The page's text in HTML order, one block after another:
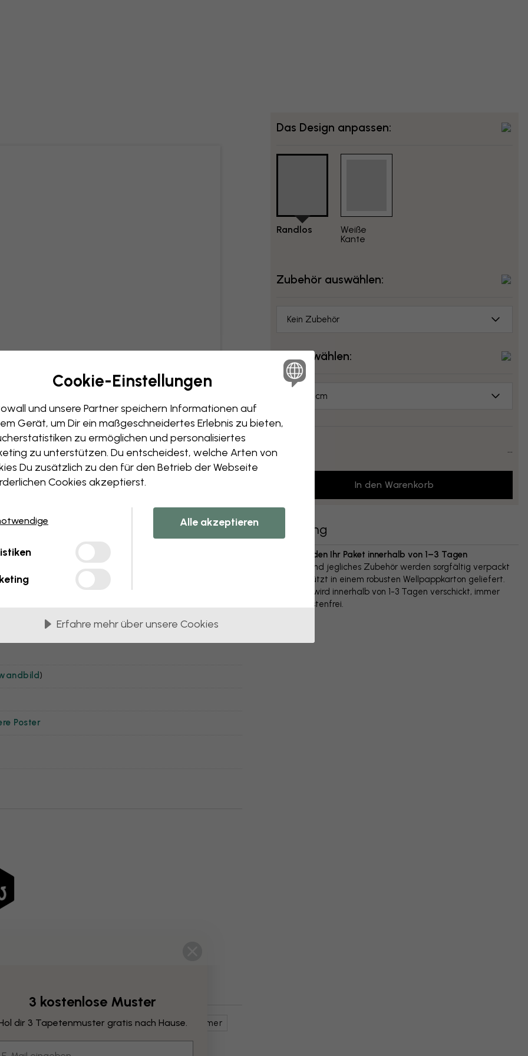
Das Design anpassen:
Randlos
Weiße
Kante
Zubehör auswählen:
Kein Zubehör
Größe wählen:
70x50 cm
Preis: ...
In den Warenkorb
)
Poster
Kunst & Design Braune
Jugendzimmer
Lieferung
Wir versenden Ihr Paket innerhalb von 1–3 Tagen
Ihr Poster und jegliches Zubehör werden sorgfältig verpackt
und geschützt in einem robusten Wellpappkarton geliefert.
Das Paket wird innerhalb von 1-3 Tagen verschickt, immer
versandkostenfrei.
Cookie-Einstellungen
und unsere Partner speichern Informationen auf
Gerät, um Dir ein maßgeschneidertes Erlebnis zu bieten,
zu ermöglichen und personalisiertes
zu unterstützen. Du entscheidest, welche Arten von
Du zusätzlich zu den für den Betrieb der Webseite
Cookies akzeptierst.
Alle akzeptieren
Erfahre mehr über unsere Cookies
3 kostenlose Muster
dir 3 Tapetenmuster gratis nach Hause.